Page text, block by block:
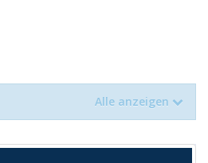
Alle anzeigen